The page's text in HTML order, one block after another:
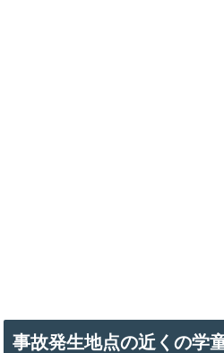
事故発生地点の近くの学